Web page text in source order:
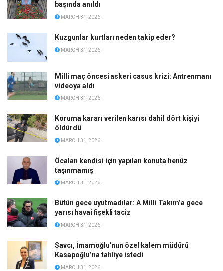
başında anıldı
MARCH 31, 2026
Kuzgunlar kurtları neden takip eder?
MARCH 31, 2026
Milli maç öncesi askeri casus krizi: Antrenmanı
videoya aldı
MARCH 31, 2026
Koruma kararı verilen karısı dahil dört kişiyi
öldürdü
MARCH 31, 2026
Öcalan kendisi için yapılan konuta henüz
taşınmamış
MARCH 31, 2026
Bütün gece uyutmadılar: A Milli Takım’a gece
yarısı havai fişekli taciz
MARCH 31, 2026
Savcı, İmamoğlu’nun özel kalem müdürü
Kasapoğlu’na tahliye istedi
MARCH 31, 2026